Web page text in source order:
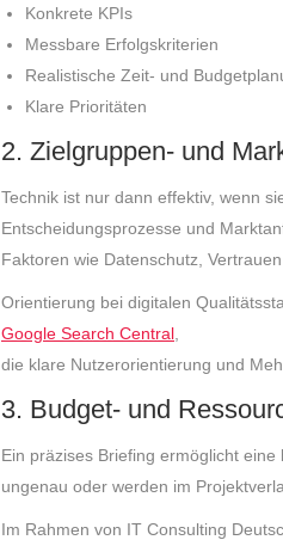
Konkrete KPIs
Messbare Erfolgskriterien
Realistische Zeit- und
Klare Prioritäten
2. Zielgruppen- und
Technik ist nur dann effektiv, wenn
Entscheidungsprozesse und
Faktoren wie Datenschutz,
Orientierung bei digitalen
Google Search Central
die klare Nutzerorientierung und
3. Budget- und
Ein präzises Briefing ermöglicht
ungenau oder werden im
Im Rahmen von IT Consulting